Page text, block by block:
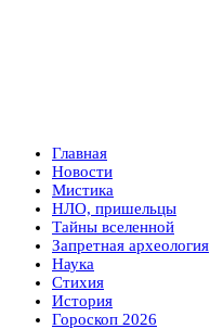
Главная
Новости
Мистика
НЛО, пришельцы
Тайны вселенной
Запретная археология
Наука
Стихия
История
Гороскоп 2026